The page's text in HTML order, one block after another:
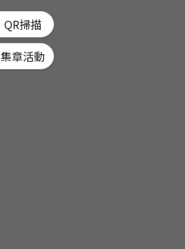
QR掃描
集章活動
1打卡聖地~中橫牌樓